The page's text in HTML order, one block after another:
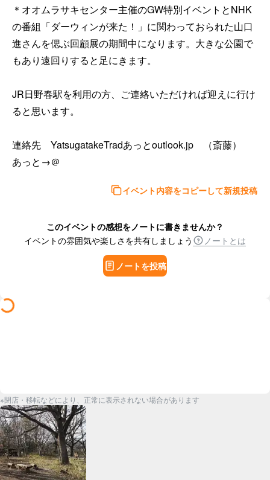
＊オオムラサキセンター主催のGW特別イベントとNHK
の番組「ダーウィンが来た！」に関わっておられた山口
進さんを偲ぶ回顧展の期間中になります。大きな公園で
もあり遠回りすると足にきます。
JR日野春駅を利用の方、ご連絡いただければ迎えに行け
ると思います。
連絡先　YatsugatakeTradあっとoutlook.jp　（斎藤）
あっと→＠
イベント内容をコピーして新規投稿
このイベントの感想をノートに書きませんか？
イベントの雰囲気や楽しさを共有しましょう
ノートとは
ノートを投稿
※閉店・移転などにより、正常に表示されない場合があります